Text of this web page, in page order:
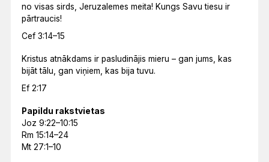
no visas sirds, Jeruzalemes meita! Kungs Savu tiesu ir
pārtraucis!
Cef 3:14–15
Kristus atnākdams ir pasludinājis mieru – gan jums, kas
bijāt tālu, gan viņiem, kas bija tuvu.
Ef 2:17
Papildu rakstvietas
Joz 9:22–10:15
Rm 15:14–24
Mt 27:1–10